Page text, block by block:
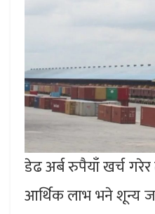
डेढ अर्ब रुपैयाँ खर्च
आर्थिक लाभ भने शून्य